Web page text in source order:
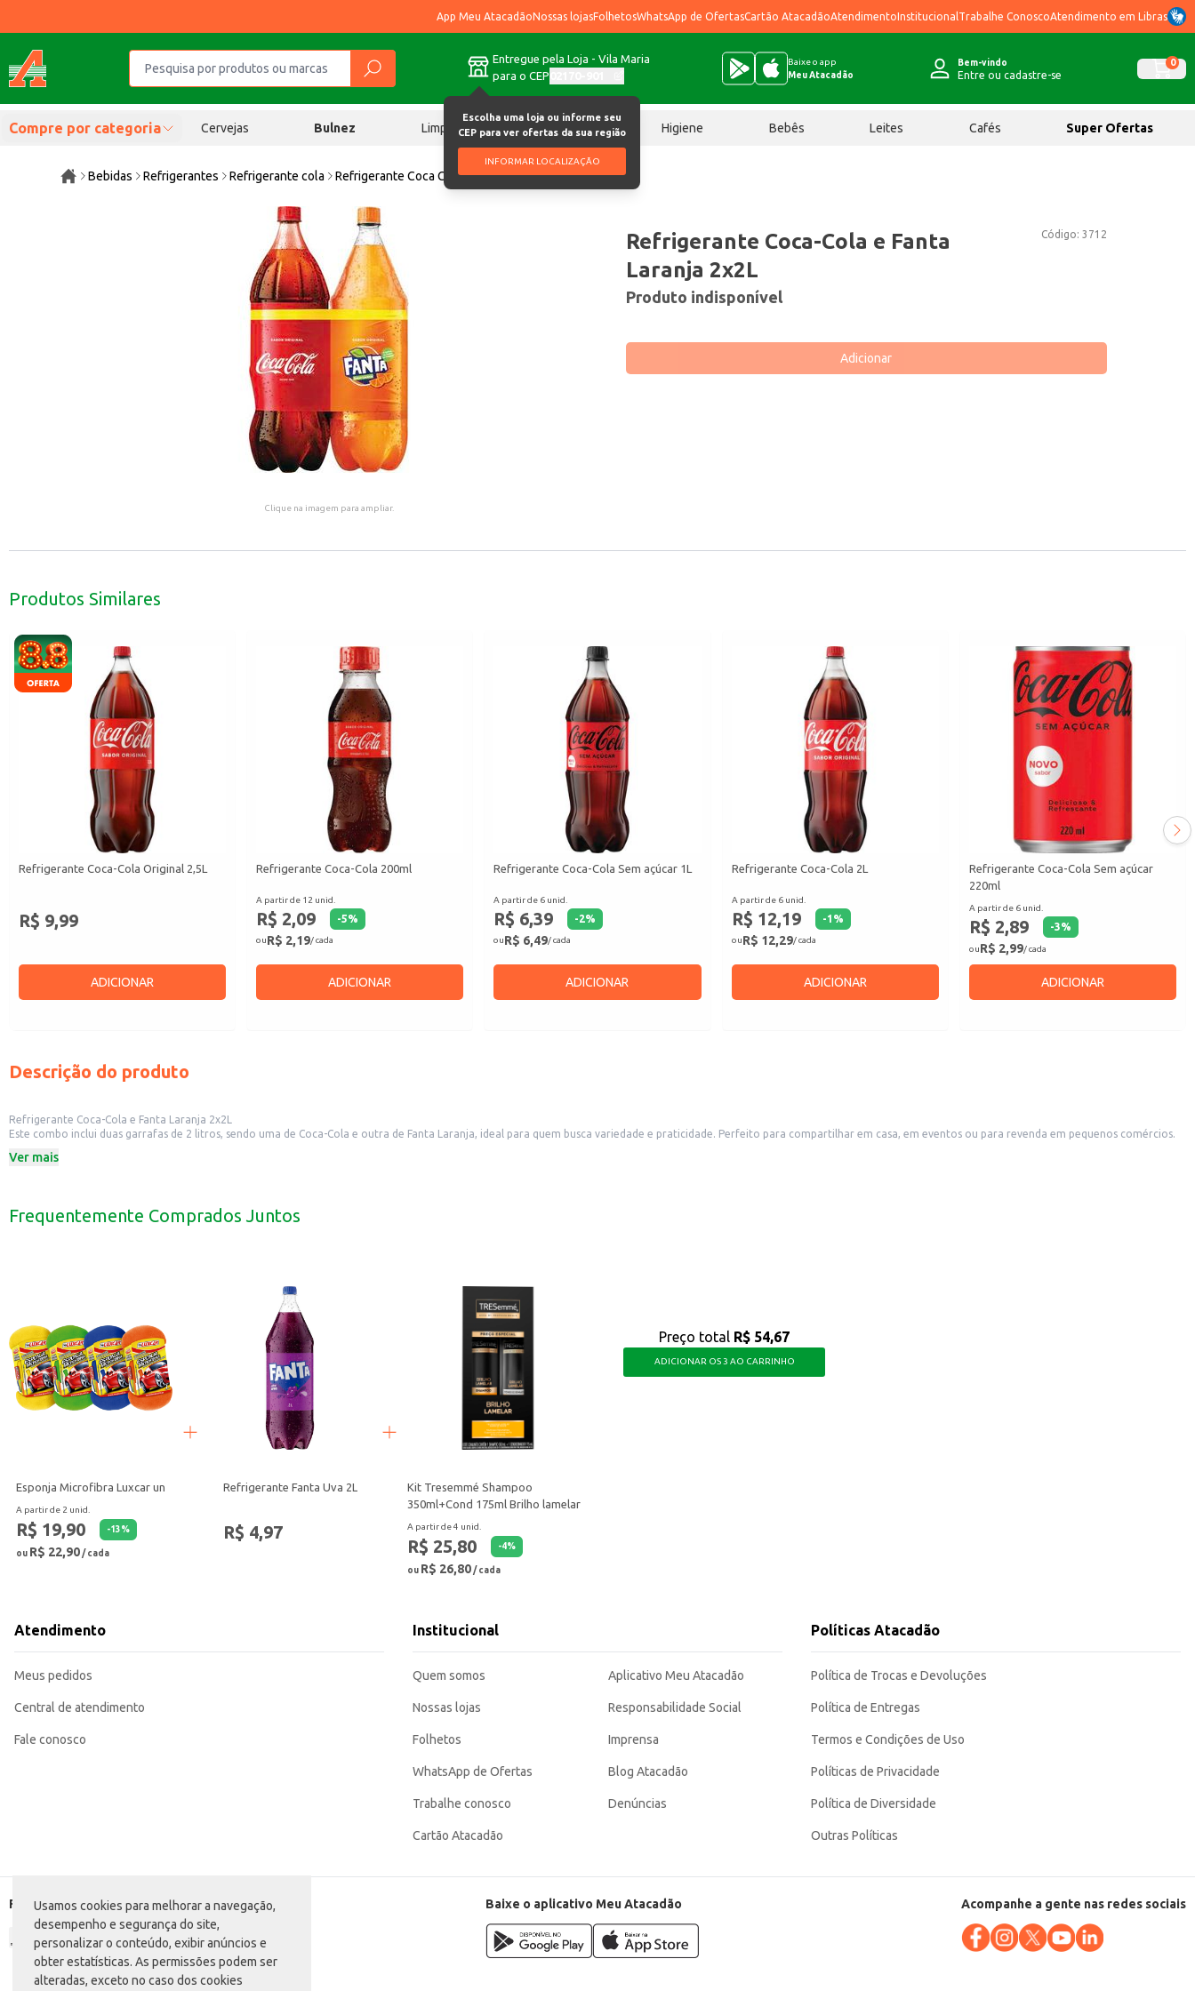
Usamos cookies para melhorar a navegação,
desempenho e segurança do site,
personalizar o conteúdo, exibir anúncios e
obter estatísticas. As permissões podem ser
alteradas, exceto no caso dos cookies
App Meu AtacadãoNossas lojasFolhetosWhatsApp de OfertasCartão AtacadãoAtendimentoInstitucional Trabalhe ConoscoAtendimento em Libras
Entregue pela Loja - Vila Maria
para o CEP
Escolha uma loja ou informe seu
CEP para ver ofertas da sua região
INFORMAR LOCALIZAÇÃO
Baixe o app
Meu Atacadão
Bem-vindo
Entre ou cadastre-se
0
Compre por categoria Cervejas Bulnez Limpeza Chocolates Higiene Bebês Leites Cafés Super Ofertas
Bebidas Refrigerantes Refrigerante cola Refrigerante Coca Cola e Fanta Laranja 2x2L
Clique na imagem para ampliar.
Código: 3712
Refrigerante Coca-Cola e Fanta
Laranja 2x2L
Produto indisponível
Adicionar
Produtos Similares
Refrigerante Coca-Cola Original 2,5L
R$ 9,99
ADICIONAR
Refrigerante Coca-Cola 200ml
A partir de 12 unid.
R$ 2,09 -5%
ouR$ 2,19/ cada
ADICIONAR
Refrigerante Coca-Cola Sem açúcar 1L
A partir de 6 unid.
R$ 6,39 -2%
ouR$ 6,49/ cada
ADICIONAR
Refrigerante Coca-Cola 2L
A partir de 6 unid.
R$ 12,19 -1 %
ouR$ 12,29/ cada
ADICIONAR
Refrigerante Coca-Cola Sem açúcar
220ml
A partir de 6 unid.
R$ 2,89 -3%
ouR$ 2,99/ cada
ADICIONAR
Descrição do produto
Refrigerante Coca-Cola e Fanta Laranja 2x2L
Este combo inclui duas garrafas de 2 litros, sendo uma de Coca-Cola e outra de Fanta Laranja, ideal para quem busca variedade e praticidade. Perfeito para compartilhar em casa, em eventos ou para revenda em pequenos comércios.
Ideal para acompanhar refeições em família ou com amigos.
Ver mais
Frequentemente Comprados Juntos
Esponja Microfibra Luxcar un
A partir de 2 unid.
R$ 19,90 -13%
ou R$ 22,90/ cada
Refrigerante Fanta Uva 2L
R$ 4,97
Kit Tresemmé Shampoo
350ml+Cond 175ml Brilho lamelar
A partir de 4 unid.
R$ 25,80 -4%
ou R$ 26,80/ cada
Preço total R$ 54,67
ADICIONAR OS 3 AO CARRINHO
Atendimento
Meus pedidos
Central de atendimento
Fale conosco
Institucional
Quem somos
Nossas lojas
Folhetos
WhatsApp de Ofertas
Trabalhe conosco
Cartão Atacadão
Aplicativo Meu Atacadão
Responsabilidade Social
Imprensa
Blog Atacadão
Denúncias
Políticas Atacadão
Política de Trocas e Devoluções
Política de Entregas
Termos e Condições de Uso
Políticas de Privacidade
Política de Diversidade
Outras Políticas
Formas de pagamento Baixe o aplicativo Meu Atacadão Acompanhe a gente nas redes sociais